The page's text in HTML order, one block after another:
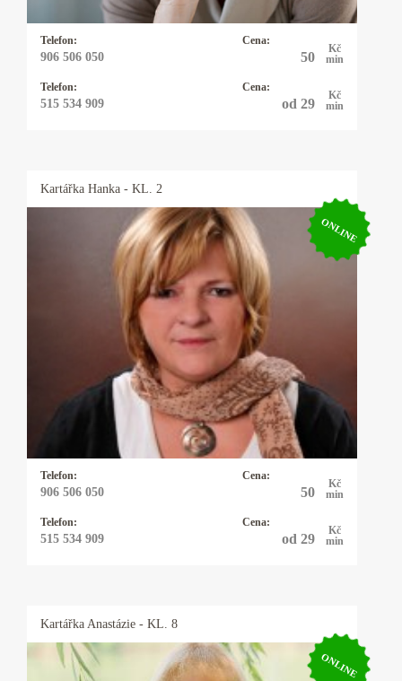
Telefon:
906 506 050
Cena:
50
Kč
min
Telefon:
515 534 909
Cena:
od 29
Kč
min
Kartářka Hanka - KL. 2
ONLINE
Telefon:
906 506 050
Cena:
50
Kč
min
Telefon:
515 534 909
Cena:
od 29
Kč
min
Kartářka Hanka
Profesionální výklad karet, autorské výklady,
rozbor osobnosti a partnerských vztahů podle
data narození. Pomůžu vám uvědomit si svůj
potenciál. Dodám vám sílu a odvahu, abyste
mohli čelit překážkám a výzvám ve svém
životě.
Kartářka Anastázie - KL. 8
ONLINE